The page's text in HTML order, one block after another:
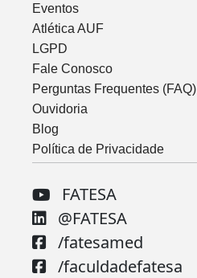
Eventos
Atlética AUF
LGPD
Fale Conosco
Perguntas Frequentes (FAQ)
Ouvidoria
Blog
Política de Privacidade
FATESA
@FATESA
/fatesamed
/faculdadefatesa